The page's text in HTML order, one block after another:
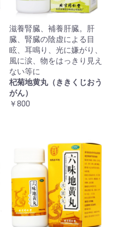
滋養腎臓、補養肝臓。肝
臓、腎臓の陰虚による目
眩、耳鳴り、光に嫌がり、
風に涙、物をはっきり見え
ない等に
杞菊地黄丸（ききくじおう
がん）
￥800